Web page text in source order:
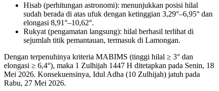
Hisab (perhitungan astronomi): menunjukkan posisi hilal
sudah berada di atas ufuk dengan ketinggian 3,29°–6,95° dan
elongasi 8,91°–10,62°.
Rukyat (pengamatan langsung): hilal berhasil terlihat di
sejumlah titik pemantauan, termasuk di Lamongan.
Dengan terpenuhinya kriteria MABIMS (tinggi hilal ≥ 3° dan
elongasi ≥ 6,4°), maka 1 Zulhijah 1447 H ditetapkan pada Senin, 18
Mei 2026. Konsekuensinya, Idul Adha (10 Zulhijah) jatuh pada
Rabu, 27 Mei 2026.